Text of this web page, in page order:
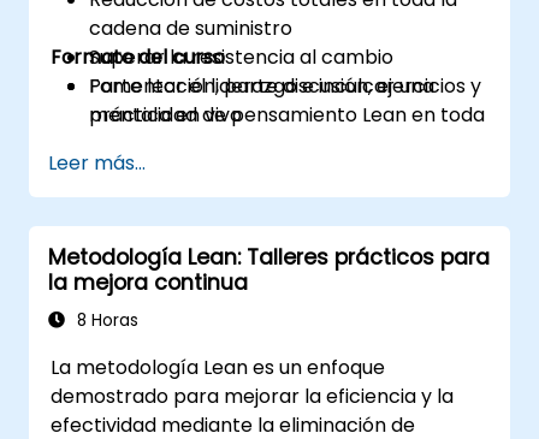
cadena de suministro
Superar la resistencia al cambio
Fomentar el liderazgo e inculcar una
mentalidad de pensamiento Lean en toda
Formato del curso
Parte lección, parte discusión, ejercicios y
práctica en vivo
Leer más...
Metodología Lean: Talleres prácticos para
la mejora continua
8 Horas
La metodología Lean es un enfoque
demostrado para mejorar la eficiencia y la
efectividad mediante la eliminación de